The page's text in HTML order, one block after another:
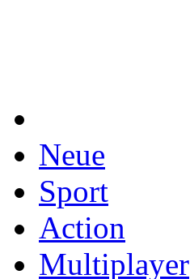
Neue
Sport
Action
Multiplayer